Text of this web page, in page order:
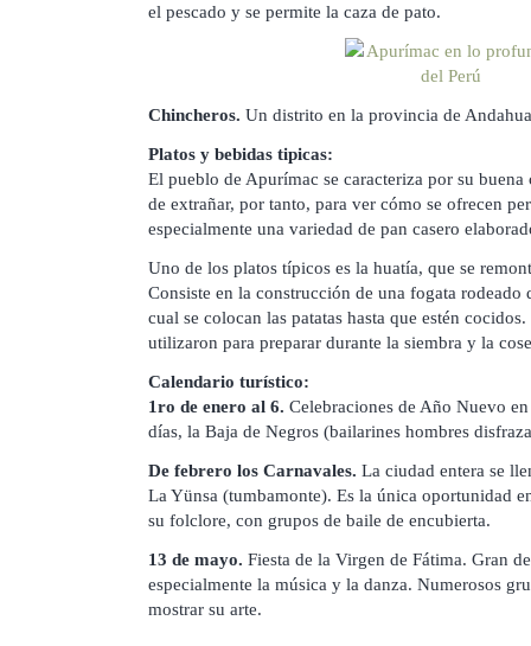
el pescado y se permite la caza de pato.
Chincheros. Un distrito en la provincia de
Platos y bebidas tipicas:
El pueblo de Apurímac se caracteriza por su
de extrañar, por tanto, para ver cómo se ofrecen
especialmente una variedad de pan casero
Uno de los platos típicos es la huatía, que se
Consiste en la construcción de una fogata rodeado
cual se colocan las patatas hasta que estén
utilizaron para preparar durante la siembra y la
Calendario turístico:
1ro de enero al 6. Celebraciones de Año Nuevo
días, la Baja de Negros (bailarines hombres
De febrero los Carnavales. La ciudad entera se
La Yünsa (tumbamonte). Es la única oportunidad
su folclore, con grupos de baile de encubierta.
13 de mayo. Fiesta de la Virgen de Fátima. Gran
especialmente la música y la danza. Numerosos
mostrar su arte.